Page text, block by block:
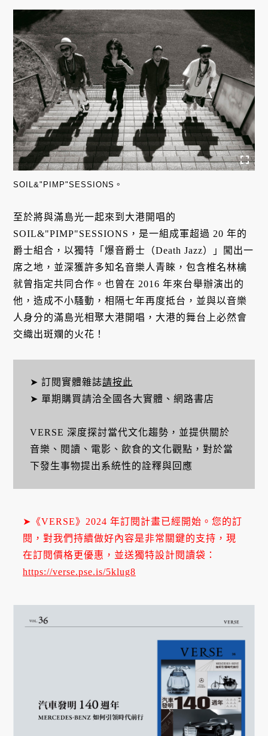
SOIL&"PIMP"SESSIONS。
至於將與滿島光一起來到大港開唱的
SOIL&"PIMP"SESSIONS，是一組成軍超過 20 年的
爵士組合，以獨特「爆音爵士（Death Jazz）」闖出一
席之地，並深獲許多知名音樂人青睞，包含椎名林檎
就曾指定共同合作。也曾在 2016 年來台舉辦演出的
他，造成不小騷動，相隔七年再度抵台，並與以音樂
人身分的滿島光相聚大港開唱，大港的舞台上必然會
交織出斑斕的火花！
➤ 訂閱實體雜誌請按此
➤ 單期購買請洽全國各大實體、網路書店
VERSE 深度探討當代文化趨勢，並提供關於
音樂、閱讀、電影、飲食的文化觀點，對於當
下發生事物提出系統性的詮釋與回應
➤《VERSE》2024 年訂閱計畫已經開始。您的訂
閱，對我們持續做好內容是非常關鍵的支持，現
在訂閱價格更優惠，並送獨特設計閱讀袋：
https://verse.pse.is/5klug8